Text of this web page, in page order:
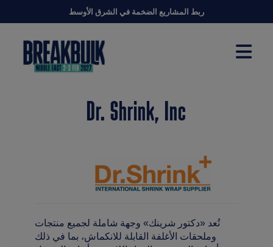
ربط المشاريع الضخمة في الشرق الأوسط
Dr. Shrink, Inc
تُعد «دكتور شرينك» وجهة شاملة لجميع منتجات
وملحقات الأغلفة القابلة للانكماش، بما في ذلك